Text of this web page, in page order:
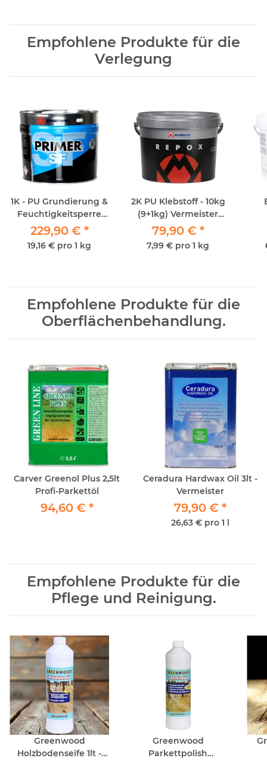
Empfohlene Produkte für die
Verlegung
1K - PU Grundierung &
Feuchtigkeitsperre
Vermeister Primer SF
12kg
229,90 € *
19,16 € pro 1 kg
2K PU Klebstoff - 10kg
(9+1kg) Vermeister
Repox
79,90 € *
7,99 € pro 1 kg
Empfohlene Produkte für die
Oberflächenbehandlung.
Carver Greenol Plus 2,5lt
Profi-Parkettöl
94,60 € *
Ceradura Hardwax Oil 3lt -
Vermeister
79,90 € *
26,63 € pro 1 l
Empfohlene Produkte für die
Pflege und Reinigung.
Greenwood
Holzbodenseife 1lt -
Greenwood
Parkettpolish